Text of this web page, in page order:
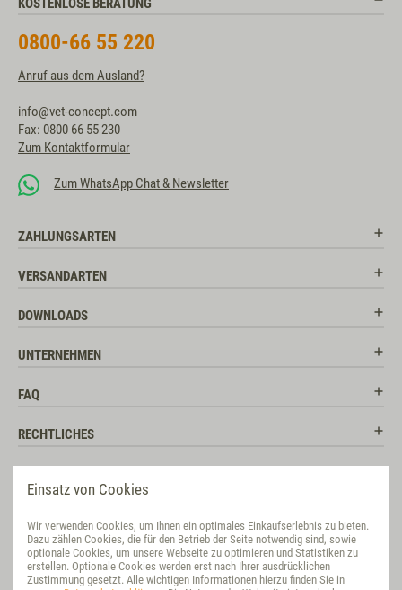
Einsatz von Cookies
Wir verwenden Cookies, um Ihnen ein optimales Einkaufserlebnis zu bieten.
Dazu zählen Cookies, die für den Betrieb der Seite notwendig sind, sowie
optionale Cookies, um unsere Webseite zu optimieren und Statistiken zu
erstellen. Optionale Cookies werden erst nach Ihrer ausdrücklichen
Zustimmung gesetzt. Alle wichtigen Informationen hierzu finden Sie in
KOSTENLOSE BERATUNG
0800-66 55 220
Anruf aus dem Ausland?
info@vet-concept.com
Fax: 0800 66 55 230
Zum Kontaktformular
Zum WhatsApp Chat & Newsletter
ZAHLUNGSARTEN
VERSANDARTEN
DOWNLOADS
UNTERNEHMEN
FAQ
RECHTLICHES
BEWERTUNG